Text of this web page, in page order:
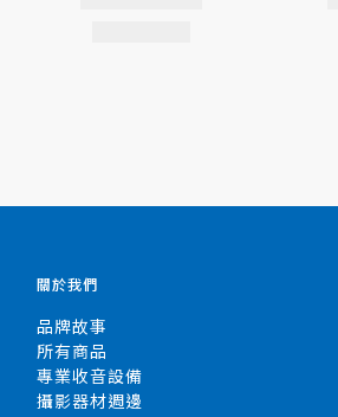
關於我們
品牌故事
所有商品
專業收音設備
攝影器材週邊